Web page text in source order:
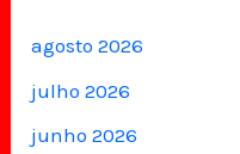
agosto 2026
julho 2026
junho 2026